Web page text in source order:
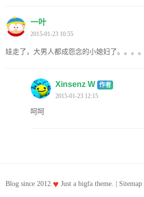
一叶
2015-01-23 10:55
娃走了，大男人都成怨念的小媳妇了。。。。
Xinsenz W 作者
2015-01-23 12:15
呵呵
Blog since 2012.♥ Just abigfa theme. | Sitemap